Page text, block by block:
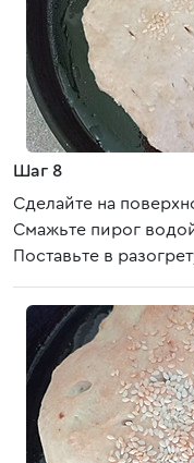
Шаг 8
Сделайте на
Смажьте пирог
Поставьте в